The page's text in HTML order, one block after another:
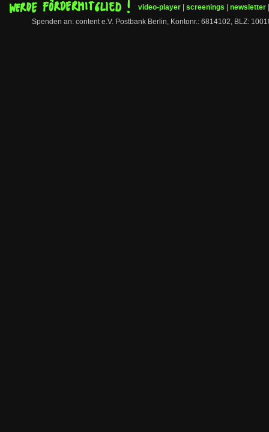
video-player screenings newsletter
Spenden an: content e.V. Postbank Berlin, Kontonr.: 6814102, BLZ: